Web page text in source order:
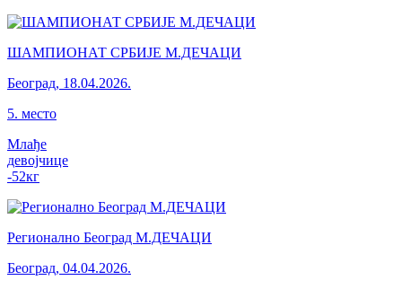
ШАМПИОНАТ СРБИЈЕ М.ДЕЧАЦИ
Београд, 18.04.2026.
5. место
Млађе
девојчице
-52кг
Регионално Београд М.ДЕЧАЦИ
Београд, 04.04.2026.